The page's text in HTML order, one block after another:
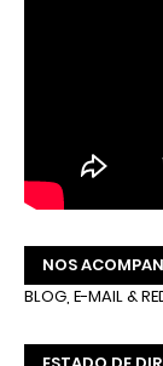
NOS
BLOG, E-MAIL &